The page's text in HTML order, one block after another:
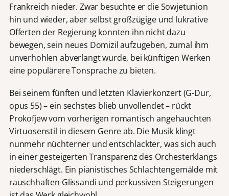
Frankreich nieder. Zwar besuchte er die Sowjetunion
hin und wieder, aber selbst großzügige und lukrative
Offerten der Regierung konnten ihn nicht dazu
bewegen, sein neues Domizil aufzugeben, zumal ihm
unverhohlen abverlangt wurde, bei künftigen Werken
eine populärere Tonsprache zu bieten.
Bei seinem fünften und letzten Klavierkonzert (G-Dur,
opus 55) – ein sechstes blieb unvollendet – rückt
Prokofjew vom vorherigen romantisch angehauchten
Virtuosenstil in diesem Genre ab. Die Musik klingt
nunmehr nüchterner und entschlackter, was sich auch
in einer gesteigerten Transparenz des Orchesterklangs
niederschlägt. Ein pianistisches Schlachtengemälde mit
rauschhaften Glissandi und perkussiven Steigerungen